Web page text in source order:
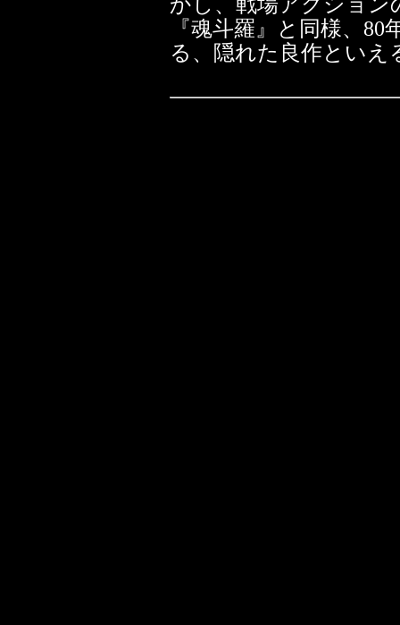
『魂斗羅』と同様、
る、隠れた良作といえ